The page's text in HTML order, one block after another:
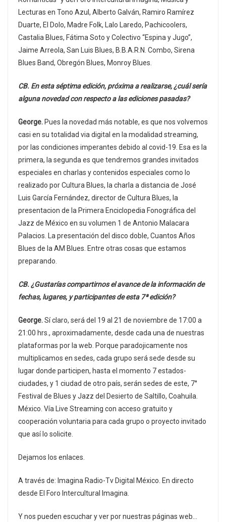
Lecturas en Tono Azul, Alberto Galván, Ramiro Ramírez
Duarte, El Dolo, Madre Folk, Lalo Laredo, Pachicoolers,
Castalia Blues, Fátima Soto y Colectivo “Espina y Jugo”,
Jaime Arreola, San Luis Blues, B.B.A.R.N. Combo, Sirena
Blues Band, Obregón Blues, Monroy Blues.
CB. En esta séptima edición, próxima a realizarse, ¿cuál sería
alguna novedad con respecto a las ediciones pasadas?
George. Pues la novedad más notable, es que nos volvemos
casi en su totalidad via digital en la modalidad streaming,
por las condiciones imperantes debido al covid-19. Esa es la
primera, la segunda es que tendremos grandes invitados
especiales en charlas y contenidos especiales como lo
realizado por Cultura Blues, la charla a distancia de José
Luis García Fernández, director de Cultura Blues, la
presentacion de la Primera Enciclopedia Fonográfica del
Jazz de México en su volumen 1 de Antonio Malacara
Palacios. La presentación del disco doble, Cuantos Años
Blues de la AM Blues. Entre otras cosas que estamos
preparando.
CB. ¿Gustarías compartirnos el avance de la información de
fechas, lugares, y participantes de esta 7ª edición?
George.Sí claro, será del 19 al 21 de noviembre de 17:00 a
21:00 hrs., aproximadamente, desde cada una de nuestras
plataformas por la web. Porque paradojicamente nos
multiplicamos en sedes, cada grupo será sede desde su
lugar donde participen, hasta el momento 7 estados-
ciudades, y 1 ciudad de otro país, serán sedes de este, 7°
Festival de Blues y Jazz del Desierto de Saltillo, Coahuila.
México. Vía Live Streaming con acceso gratuito y
cooperación voluntaria para cada grupo o proyecto invitado
que así lo solicite.
Dejamos los enlaces.
A través de: Imagina Radio-Tv Digital México. En directo
desde El Foro Intercultural Imagina.
Y nos pueden escuchar y ver por nuestras páginas web…